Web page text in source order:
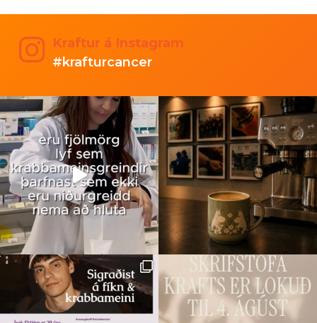
Kraftur á Instagram
#krafturcancer